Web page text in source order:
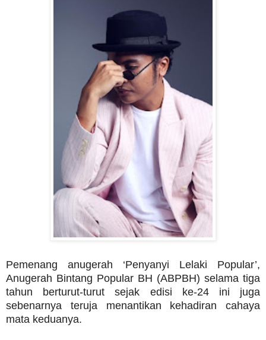
Pemenang anugerah ‘Penyanyi Lelaki Popular’,
Anugerah Bintang Popular BH (ABPBH) selama tiga
tahun berturut-turut sejak edisi ke-24 ini juga
sebenarnya teruja menantikan kehadiran cahaya
mata keduanya.